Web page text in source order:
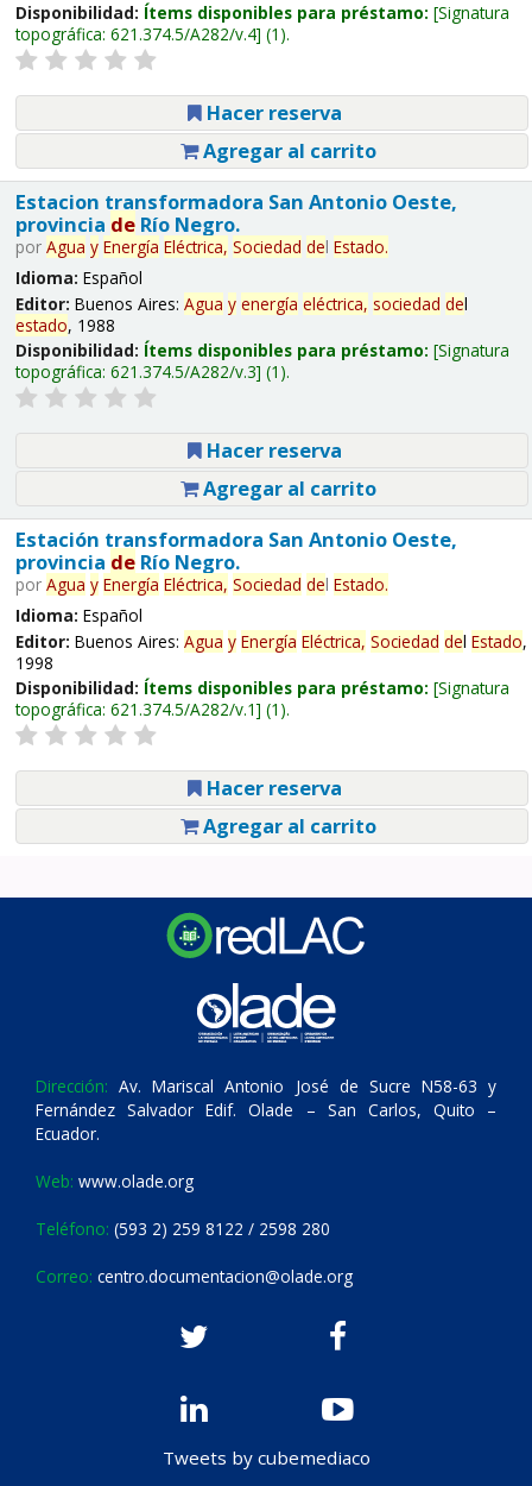
Disponibilidad: Ítems disponibles para préstamo: Signatura
topográfica: 621.374.5/A282/v.4 (1).
Hacer reserva
Agregar al carrito
Estacion transformadora San Antonio Oeste,
provincia deRío Negro.
por Agua y Energía Eléctrica, Sociedad del Estado.
Idioma: Español
Editor: Buenos Aires: Agua y energía eléctrica, sociedad del
estado, 1988
Disponibilidad: Ítems disponibles para préstamo: Signatura
topográfica: 621.374.5/A282/v.3 (1).
Hacer reserva
Agregar al carrito
Estación transformadora San Antonio Oeste,
provincia deRío Negro.
por Agua y Energía Eléctrica, Sociedad del Estado.
Idioma: Español
Editor: Buenos Aires: Agua y Energía Eléctrica, Sociedad del Estado,
1998
Disponibilidad: Ítems disponibles para préstamo: Signatura
topográfica: 621.374.5/A282/v.1 (1).
Hacer reserva
Agregar al carrito
Dirección: Av. Mariscal Antonio José de Sucre N58-63 y
Fernández Salvador Edif. Olade – San Carlos, Quito –
Ecuador.
Web: www.olade.org
Teléfono: (593 2) 259 8122 / 2598 280
Correo: centro.documentacion@olade.org
Tweets by cubemediaco